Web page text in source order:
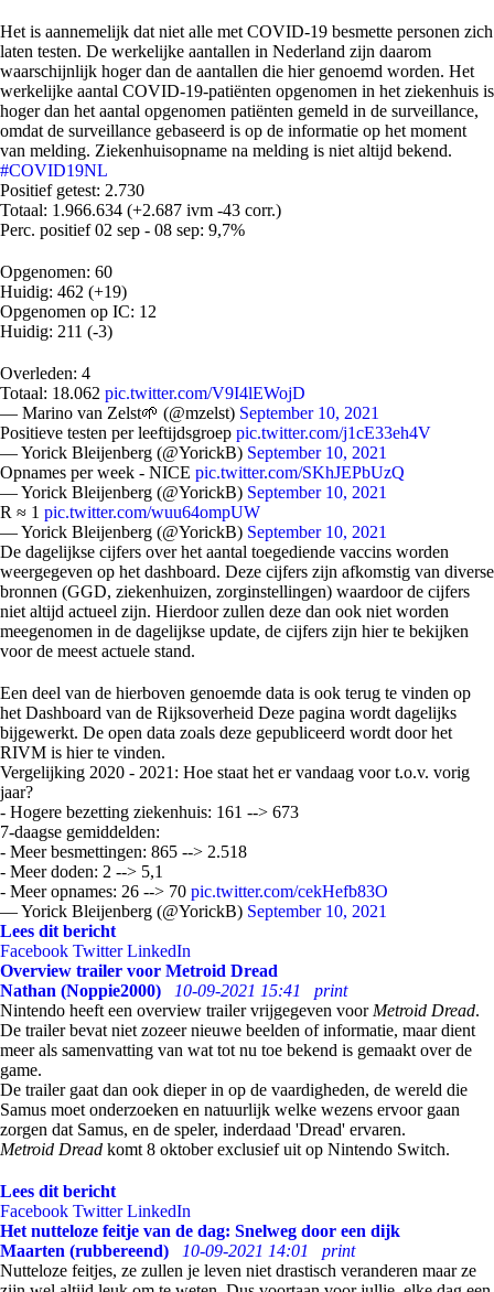
Het is aannemelijk dat niet alle met COVID-19 besmette personen zich
laten testen. De werkelijke aantallen in Nederland zijn daarom
waarschijnlijk hoger dan de aantallen die hier genoemd worden. Het
werkelijke aantal COVID-19-patiënten opgenomen in het ziekenhuis is
hoger dan het aantal opgenomen patiënten gemeld in de surveillance,
omdat de surveillance gebaseerd is op de informatie op het moment
van melding. Ziekenhuisopname na melding is niet altijd bekend.
#COVID19NL
Positief getest: 2.730
Totaal: 1.966.634 (+2.687 ivm -43 corr.)
Perc. positief 02 sep - 08 sep: 9,7%
Opgenomen: 60
Huidig: 462 (+19)
Opgenomen op IC: 12
Huidig: 211 (-3)
Overleden: 4
Totaal: 18.062 pic.twitter.com/V9I4lEWojD
— Marino van Zelst🌱 (@mzelst) September 10, 2021
Positieve testen per leeftijdsgroep pic.twitter.com/j1cE33eh4V
— Yorick Bleijenberg (@YorickB) September 10, 2021
Opnames per week - NICE pic.twitter.com/SKhJEPbUzQ
— Yorick Bleijenberg (@YorickB) September 10, 2021
R ≈ 1 pic.twitter.com/wuu64ompUW
— Yorick Bleijenberg (@YorickB) September 10, 2021
De dagelijkse cijfers over het aantal toegediende vaccins worden
weergegeven op het dashboard. Deze cijfers zijn afkomstig van diverse
bronnen (GGD, ziekenhuizen, zorginstellingen) waardoor de cijfers
niet altijd actueel zijn. Hierdoor zullen deze dan ook niet worden
meegenomen in de dagelijkse update, de cijfers zijn hier te bekijken
voor de meest actuele stand.
Een deel van de hierboven genoemde data is ook terug te vinden op
het Dashboard van de Rijksoverheid Deze pagina wordt dagelijks
bijgewerkt. De open data zoals deze gepubliceerd wordt door het
RIVM is hier te vinden.
Vergelijking 2020 - 2021: Hoe staat het er vandaag voor t.o.v. vorig
jaar?
- Hogere bezetting ziekenhuis: 161 --> 673
7-daagse gemiddelden:
- Meer besmettingen: 865 --> 2.518
- Meer doden: 2 --> 5,1
- Meer opnames: 26 --> 70 pic.twitter.com/cekHefb83O
— Yorick Bleijenberg (@YorickB) September 10, 2021
Lees dit bericht
Facebook Twitter LinkedIn
Overview trailer voor Metroid Dread
Nathan (Noppie2000)
10-09-2021 15:41
print
Nintendo heeft een overview trailer vrijgegeven voor Metroid Dread.
De trailer bevat niet zozeer nieuwe beelden of informatie, maar dient
meer als samenvatting van wat tot nu toe bekend is gemaakt over de
game.
De trailer gaat dan ook dieper in op de vaardigheden, de wereld die
Samus moet onderzoeken en natuurlijk welke wezens ervoor gaan
zorgen dat Samus, en de speler, inderdaad 'Dread' ervaren.
Metroid Dread komt 8 oktober exclusief uit op Nintendo Switch.
Lees dit bericht
Facebook Twitter LinkedIn
Het nutteloze feitje van de dag: Snelweg door een dijk
Maarten (rubbereend)
10-09-2021 14:01
print
Nutteloze feitjes, ze zullen je leven niet drastisch veranderen maar ze